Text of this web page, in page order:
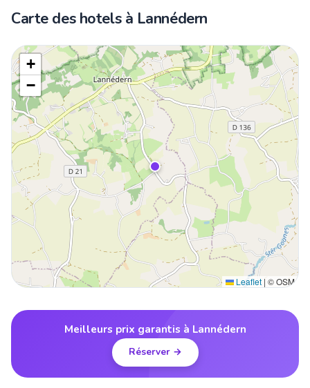
Carte des hotels à Lannédern
+
−
Leaflet | © OSM
Meilleurs prix garantis à Lannédern
Réserver →